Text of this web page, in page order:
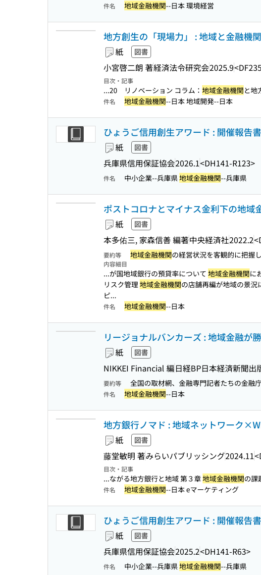
件名 地域金融機関--日本 環境経営
地方創生の「現場力」 : 地域と金融機
紙 図書
小宮啓二朗 著経済法令研究会2025.9
目次・記事
...20 リノベーション コラム： 地域金融機関と
件名 地域金融機関--日本 地域開発--日本
ひょうご信用創生アワード : 開催報告
紙 図書
兵庫県信用保証協会2026.1<DH141-R123>
件名 中小企業--兵庫県地域金融機関--兵庫県
ポストコロナとマイナス金利下の地域
紙 図書
本多佑三, 家森信善 編著中央経済社2022.2
要約等 地域金融機関の経営状況を客観的に把握
内容細目
...が国地域銀行の預貸率について 地域金融機関に
リスク管理地域金融機関の店舗再編が地域の景
ピ...
件名 地域金融機関--日本
リージョナルバンカーズ : 地域金融が
紙 図書
NIKKEI Financial 編日経BP日本経済新聞出
要約等 全国の取材網、金融専門記者たちの金融
件名 地域金融機関--日本
地方銀行ノマド : 地域ネットワーク
紙 図書
藤堂敏明 著みらいパブリッシング2024.11
目次・記事
...ながる地方銀行と地域 第３章地域金融機関の課
件名 地域金融機関--日本 eマーケティング
ひょうご信用創生アワード : 開催報告
紙 図書
兵庫県信用保証協会2025.2<DH141-R63>
件名 中小企業--兵庫県地域金融機関--兵庫県